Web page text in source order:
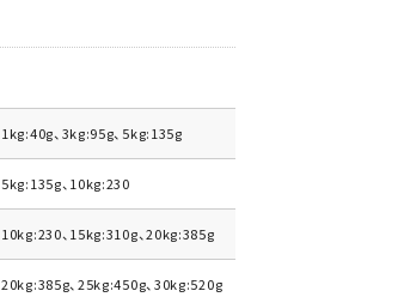
1kg:40g、3kg:95g、5kg:135g
5kg:135g、10kg:230
10kg:230、15kg:310g、20kg:385g
20kg:385g、25kg:450g、30kg:520g